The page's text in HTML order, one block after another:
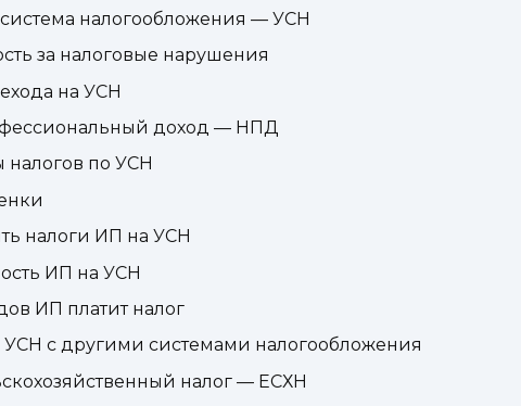
налогообложения — УСН
за налоговые нарушения
на УСН
доход — НПД
налогов по УСН
налоги ИП на УСН
ИП на УСН
ИП платит налог
с другими системами налогообложения
налог — ЕСХН